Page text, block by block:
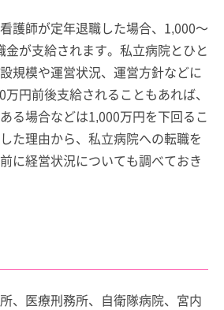
護師が定年退職した場合、1,000～
が支給されます。私立病院とひと
規模や運営状況、運営方針などに
円前後支給されることもあれば、
る場合などは1,000万円を下回るこ
た理由から、私立病院への転職を
に経営状況についても調べておき
、医療刑務所、自衛隊病院、宮内